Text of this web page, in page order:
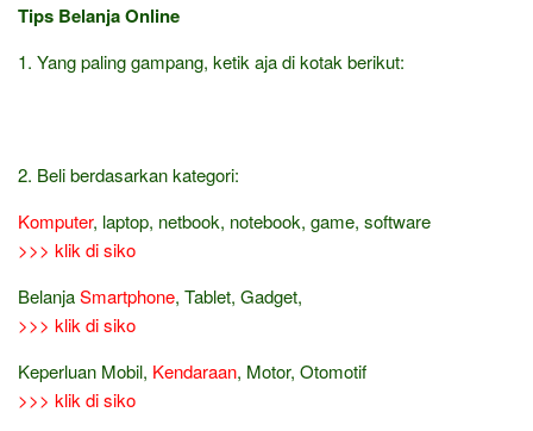
Tips Belanja Online
1. Yang paling gampang, ketik aja di kotak berikut:
2. Beli berdasarkan kategori:
Komputer, laptop, netbook, notebook, game, software
>>> klik di siko
BelanjaSmartphone, Tablet, Gadget,
>>> klik di siko
Keperluan Mobil, Kendaraan, Motor, Otomotif
>>> klik di siko